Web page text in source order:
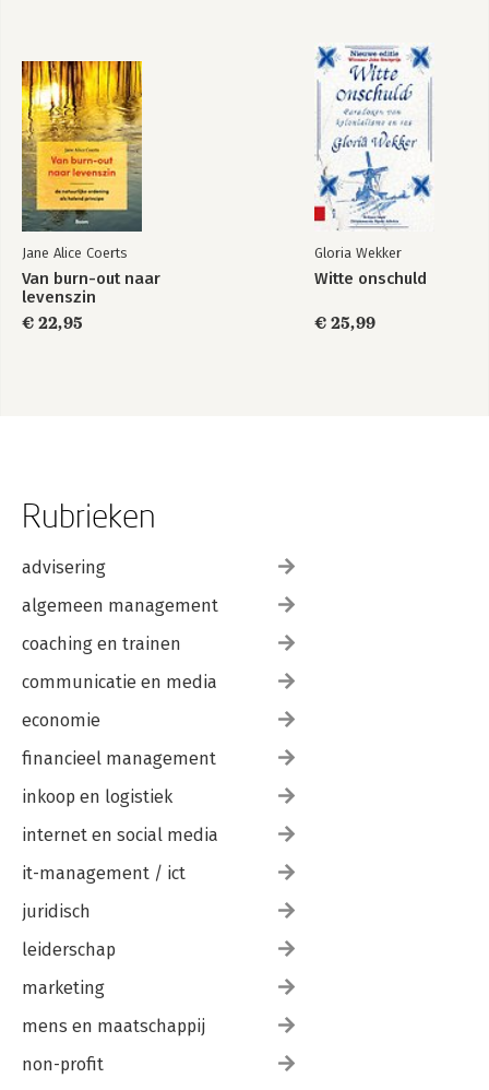
Jane Alice Coerts
Van burn-out naar
levenszin
€ 22,95
Gloria Wekker
Witte onschuld
€ 25,99
Rubrieken
advisering
algemeen management
coaching en trainen
communicatie en media
economie
financieel management
inkoop en logistiek
internet en social media
it-management / ict
juridisch
leiderschap
marketing
mens en maatschappij
non-profit